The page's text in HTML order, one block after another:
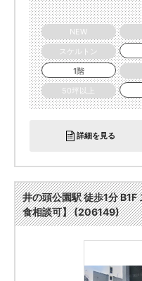
NEW
スケルトン
1階
50坪以上
詳細を見る
井の頭公園駅 徒歩1分
食相談可】 (206149)